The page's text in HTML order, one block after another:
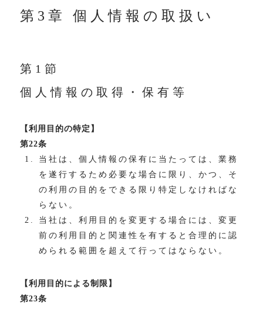
第3章 個人情報の取扱い
第1節
個人情報の取得・保有等
【利用目的の特定】
第22条
当社は、個人情報の保有に当たっては、業務
を遂行するため必要な場合に限り、かつ、そ
の利用の目的をできる限り特定しなければな
らない。
当社は、利用目的を変更する場合には、変更
前の利用目的と関連性を有すると合理的に認
められる範囲を超えて行ってはならない。
【利用目的による制限】
第23条